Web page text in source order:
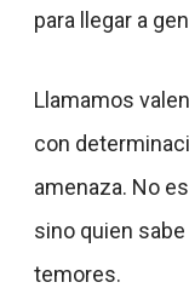
para llegar a
Llamamos
con
amenaza. No
sino quien
temores.